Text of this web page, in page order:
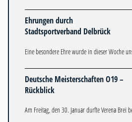
Ehrungen durch
Stadtsportverband Delbrück
Eine besondere Ehre wurde in dieser Woche
Deutsche Meisterschaften O19 –
Rückblick
Am Freitag, den 30. Januar durfte Verena Brei